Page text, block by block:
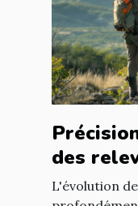
des
L'évolution